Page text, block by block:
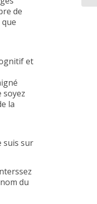
de
et
soyez
la
suis sur
du